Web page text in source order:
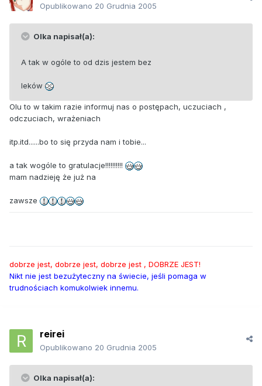
Opublikowano 20 Grudnia 2005
Olka napisał(a):
A tak w ogóle to od dzis jestem bez
leków
Olu to w takim razie informuj nas o postępach, uczuciach ,
odczuciach, wrażeniach
itp.itd......bo to się przyda nam i tobie...
a tak wogóle to gratulacje!!!!!!!!!!
mam nadzieję że już na
zawsze
dobrze jest, dobrze jest, dobrze jest , DOBRZE JEST!
Nikt nie jest bezużyteczny na świecie, jeśli pomaga w
trudnościach komukolwiek innemu.
reirei
Opublikowano 20 Grudnia 2005
Olka napisał(a):